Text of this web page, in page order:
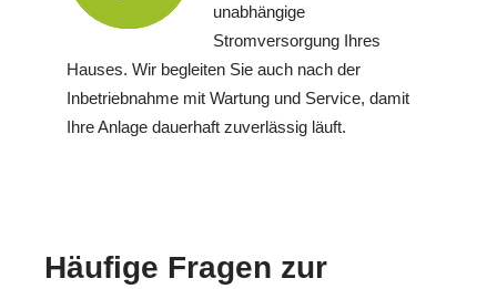
unabhängige
Stromversorgung Ihres
Hauses. Wir begleiten Sie auch nach der
Inbetriebnahme mit Wartung und Service, damit
Ihre Anlage dauerhaft zuverlässig läuft.
Häufige Fragen zur